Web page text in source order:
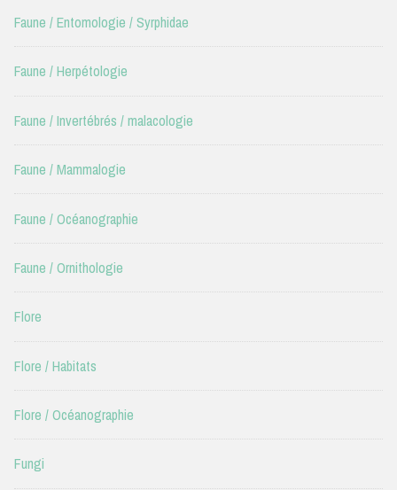
Faune / Entomologie / Syrphidae
Faune / Herpétologie
Faune / Invertébrés / malacologie
Faune / Mammalogie
Faune / Océanographie
Faune / Ornithologie
Flore
Flore / Habitats
Flore / Océanographie
Fungi